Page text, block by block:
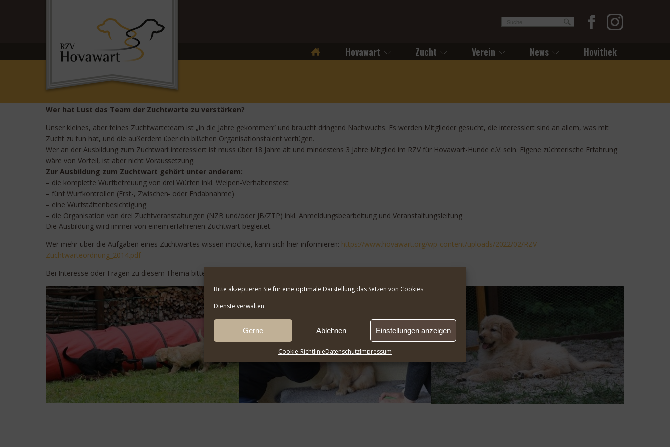
Bitte akzeptieren Sie für eine optimale Darstellung das Setzen von Cookies
Dienste verwalten
Gerne Ablehnen Einstellungen anzeigen
Cookie-RichtlinieDatenschutzImpressum
StartseiteHovawart Zucht Verein News Hovithek
Wer hat Lust das Team der Zuchtwarte zu verstärken?
Unser kleines, aber feines Zuchtwarteteam ist „in die Jahre gekommen“ und braucht dringend Nachwuchs. Es werden Mitglieder gesucht, die interessiert sind an allem, was mit
Zucht zu tun hat, und die außerdem über ein bißchen Organisationstalent verfügen.
Wer an der Ausbildung zum Zuchtwart interessiert ist muss über 18 Jahre alt und mindestens 3 Jahre Mitglied im RZV für Hovawart-Hunde e.V. sein. Eigene züchterische Erfahrung
wäre von Vorteil, ist aber nicht Voraussetzung.
Zur Ausbildung zum Zuchtwart gehört unter anderem:
– die komplette Wurfbetreuung von drei Würfen inkl. Welpen-Verhaltenstest
– fünf Wurfkontrollen (Erst-, Zwischen- oder Endabnahme)
– eine Wurfstättenbesichtigung
– die Organisation von drei Zuchtveranstaltungen (NZB und/oder JB/ZTP) inkl. Anmeldungsbearbeitung und Veranstaltungsleitung
Die Ausbildung wird immer von einem erfahrenen Zuchtwart begleitet.
Wer mehr über die Aufgaben eines Zuchtwartes wissen möchte, kann sich hier informieren: https://www.hovawart.org/wp-content/uploads/2022/02/RZV-
Zuchtwarteordnung_2014.pdf
Bei Interesse oder Fragen zu diesem Thema bitte melden bei: Ilse Müller: 07032-992490 oder Sabine Fehrle: 0761-29404.